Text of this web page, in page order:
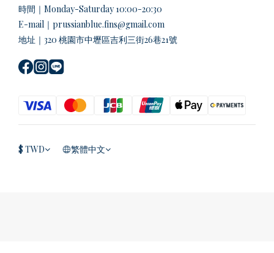
時間｜Monday-Saturday 10:00-20:30
E-mail｜prussianblue.fins@gmail.com
地址｜320 桃園市中壢區吉利三街26巷21號
$ TWD 繁體中文